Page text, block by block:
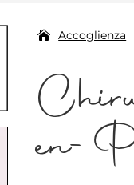
Accoglienza
en-